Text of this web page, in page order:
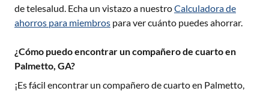
de telesalud. Echa un vistazo a nuestroCalculadora de
ahorros para miembros para ver cuánto puedes ahorrar.
¿Cómo puedo encontrar un compañero de cuarto en
Palmetto, GA?
¡Es fácil encontrar un compañero de cuarto en Palmetto,